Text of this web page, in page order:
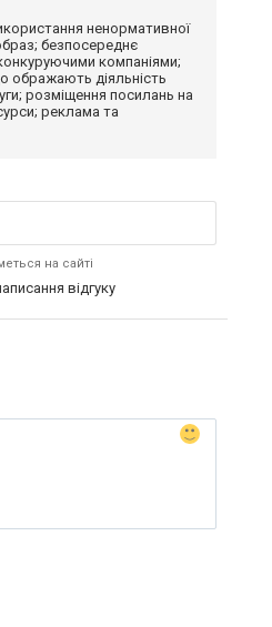
ненормативної
безпосереднє
компаніями;
ображають діяльність
розміщення посилань на
реклама та
на сайті
відгуку